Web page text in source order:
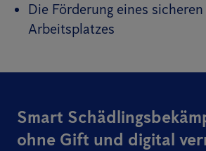
Die Förderung eines
Arbeitsplatzes
Smart
ohne Gift und digital